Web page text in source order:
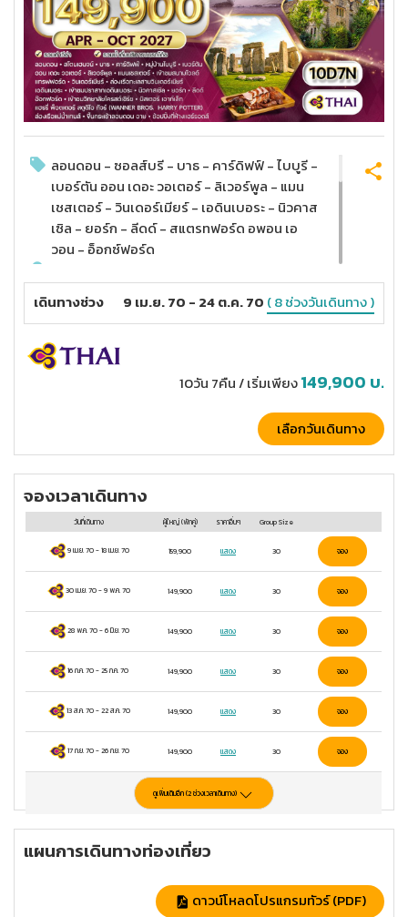
ลอนดอน - ซอลส์บรี - บาธ - คาร์ดิฟฟ์ - ไบบูรี -
เบอร์ตัน ออน เดอะ วอเตอร์ - ลิเวอร์พูล - แมน
เชสเตอร์ - วินเดอร์เมียร์ - เอดินเบอระ - นิวคาส
เซิล - ยอร์ก - ลีดด์ - สแตรทฟอร์ด อพอน เอ
วอน - อ็อกซ์ฟอร์ด
- Arlington Row - หมู่บ้านเบอร์ตัน ออน เดอะ
วอเตอร์ - อนุสาวรีย์เดอะบิทเทิล - สนามแอน
สาบวินเดอร์เมียร์ - คาล์ตัน ฮิลล์ - ปราสาทเอดิน
เบิร์ก - ถนนรอยัลไมล์ - มหาวิหารเซนต์นิโคลัส -
Shamble - บ้านเกิดเชคสเปียร์ - วิทยาลัยไค
รสต์เชิร์ช อ็อกซ์ฟอร์ด - The Dining Hall แฮร์รี่
พอตเตอร์ - Bicester Village Outlet -
Warner Bros Studio London Harry Potter
Tour - ล่องเรือแม่น้ำเทมส์ - Tower Bridge -
Tower of London - พระราชวังบักกิ้งแฮม -
ลอนดอนอาย - ห้างแฮร์รอดส์
มื้อพิเศษ : FISH & CHIP - อาหารจีน Four
Season เมนูเป็ดย่างและกุ้งมังกรรสเลิศ
4ดาว
เดินทางช่วง 9 เม.ย. 70 - 24 ต.ค. 70 ( 8 ช่วงวันเดินทาง )
10วัน 7คืน/ เริ่มเพียง149,900 บ.
เลือกวันเดินทาง
จองเวลาเดินทาง
วันที่เดินทาง ผู้ใหญ่(พักคู่) ราคาอื่นๆ Group Size
9 เม.ย. 70-18 เม.ย. 70 159,900 แสดง 30 จอง
30 เม.ย. 70-9 พ.ค. 70 149,900 แสดง 30 จอง
28 พ.ค. 70-6 มิ.ย. 70 149,900 แสดง 30 จอง
16 ก.ค. 70-25 ก.ค. 70 149,900 แสดง 30 จอง
13 ส.ค. 70-22 ส.ค. 70 149,900 แสดง 30 จอง
17 ก.ย. 70-26 ก.ย. 70 149,900 แสดง 30 จอง
ดูเพิ่มเติมอีก (2ช่วงเวลาเดินทาง)
แผนการเดินทางท่องเที่ยว
ดาวน์โหลดโปรแกรมทัวร์ (PDF)